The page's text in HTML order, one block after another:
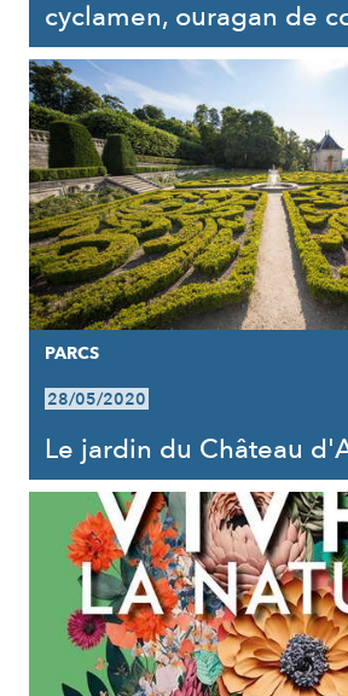
cyclamen, ouragan de
PARCS
28/05/2020
Le jardin du Château